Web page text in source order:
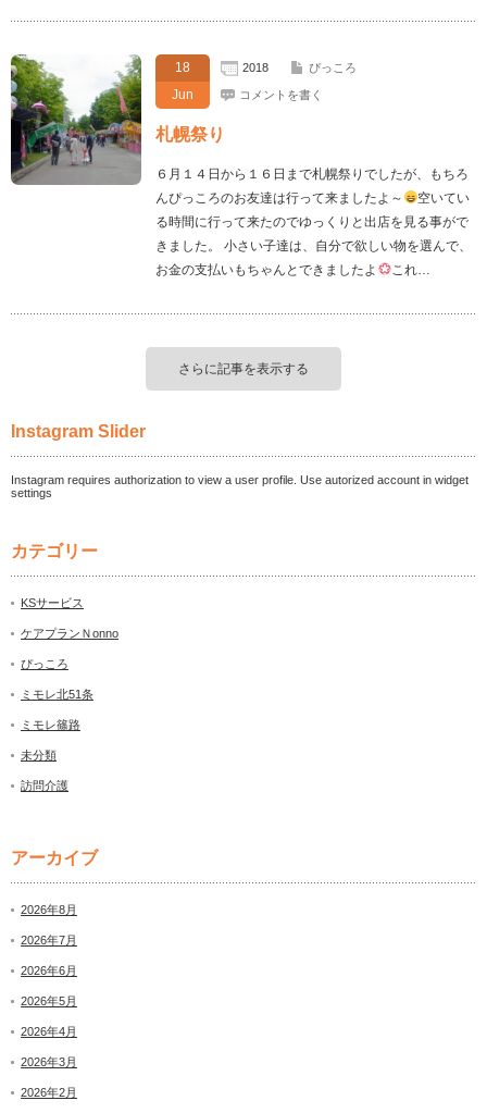
18
Jun
2018 ぴっころ
コメントを書く
札幌祭り
６月１４日から１６日まで札幌祭りでしたが、もちろ
んぴっころのお友達は行って来ましたよ～
空いてい
る時間に行って来たのでゆっくりと出店を見る事がで
きました。 小さい子達は、自分で欲しい物を選んで、
お金の支払いもちゃんとできましたよ
これ…
さらに記事を表示する
Instagram Slider
Instagram requires authorization to view a user profile. Use autorized account in widget
settings
カテゴリー
KSサービス
ケアプランＮonno
ぴっころ
ミモレ北51条
ミモレ篠路
未分類
訪問介護
アーカイブ
2026年8月
2026年7月
2026年6月
2026年5月
2026年4月
2026年3月
2026年2月